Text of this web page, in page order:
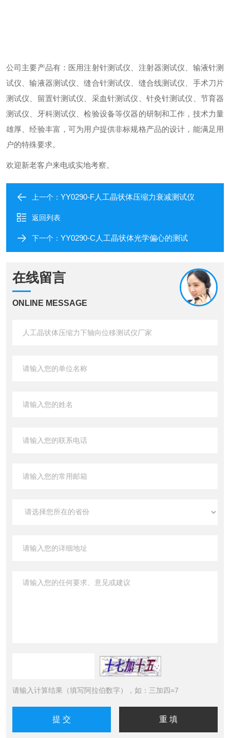
公司主要产品有：医用注射针测试仪、注射器测试仪、输液针测
试仪、输液器测试仪、缝合针测试仪、缝合线测试仪、手术刀片
测试仪、留置针测试仪、采血针测试仪、针灸针测试仪、节育器
测试仪、牙科测试仪、检验设备等仪器的研制和工作，技术力量
雄厚、经验丰富，可为用户提供非标规格产品的设计，能满足用
户的特殊要求。
欢迎新老客户来电或实地考察。
上一个： YY0290-F人工晶状体压缩力衰减测试仪
返回列表
下一个： YY0290-C人工晶状体光学偏心的测试
在线留言
ONLINE MESSAGE
请输入计算结果（填写阿拉伯数字），如：三加四=7